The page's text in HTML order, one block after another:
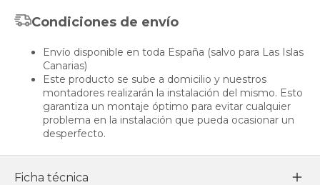
Condiciones de envío
Envío disponible en toda España (salvo para Las Islas
Canarias)
Este producto se sube a domicilio y nuestros
montadores realizarán la instalación del mismo. Esto
garantiza un montaje óptimo para evitar cualquier
problema en la instalación que pueda ocasionar un
desperfecto.
Ficha técnica